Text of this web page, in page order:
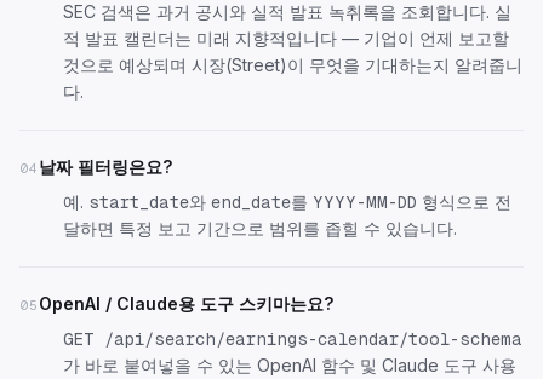
SEC 검색은 과거 공시와 실적 발표 녹취록을 조회합니다. 실
적 발표 캘린더는 미래 지향적입니다 — 기업이 언제 보고할
것으로 예상되며 시장(Street)이 무엇을 기대하는지 알려줍니
다.
04 날짜 필터링은요?
예. start_date와 end_date를 YYYY-MM-DD 형식으로 전
달하면 특정 보고 기간으로 범위를 좁힐 수 있습니다.
05 OpenAI / Claude용 도구 스키마는요?
GET /api/search/earnings-calendar/tool-schema
가 바로 붙여넣을 수 있는 OpenAI 함수 및 Claude 도구 사용